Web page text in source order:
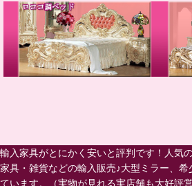
輸入家具がとにかく安いと評判です！人気
家具・雑貨などの輸入販売♪大型ミラー、
ています。（実物が見れる実店舗も大好評